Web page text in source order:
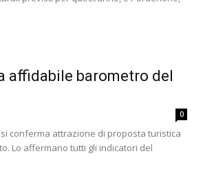
affidabile barometro del
0
si conferma attrazione di proposta turistica
Lo affermano tutti gli indicatori del